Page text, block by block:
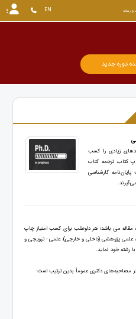
و رسانه EN
دوره جدید
زیادی را کسب
کتاب، ترجمه کتاب
کارشناسی
مقاله می باشد؛ هر داوطلب برای کسب امتیاز چاپ
علمی پژوهشی (داخلی و خارجی)، علمی - ترویجی و
رشته خود نماید.
در مصاحبه‌های دکتری عموماً بدین ترتیب است: